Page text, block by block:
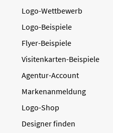
Logo-Wettbewerb
Logo-Beispiele
Flyer-Beispiele
Visitenkarten-Beispiele
Agentur-Account
Markenanmeldung
Logo-Shop
Designer finden